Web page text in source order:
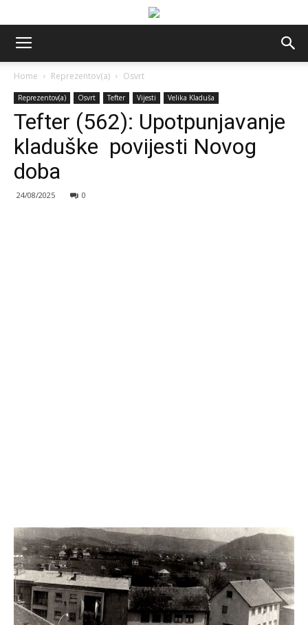
Home Reprezentov(a) Osvrt
Reprezentov(a) Osvrt Tefter Vijesti Velika Kladuša
Tefter (562): Upotpunjavanje
kladuške povijesti Novog
doba
24/08/2025 0